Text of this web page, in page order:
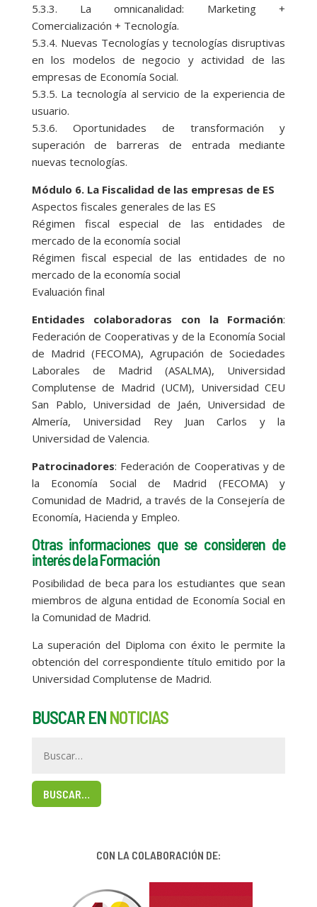
5.3.3. La omnicanalidad: Marketing +
Comercialización + Tecnología.
5.3.4. Nuevas Tecnologías y tecnologías disruptivas
en los modelos de negocio y actividad de las
empresas de Economía Social.
5.3.5. La tecnología al servicio de la experiencia de
usuario.
5.3.6. Oportunidades de transformación y
superación de barreras de entrada mediante
nuevas tecnologías.
Módulo 6. La Fiscalidad de las empresas de ES
Aspectos fiscales generales de las ES
Régimen fiscal especial de las entidades de
mercado de la economía social
Régimen fiscal especial de las entidades de no
mercado de la economía social
Evaluación final
Entidades colaboradoras con la Formación:
Federación de Cooperativas y de la Economía Social
de Madrid (FECOMA), Agrupación de Sociedades
Laborales de Madrid (ASALMA), Universidad
Complutense de Madrid (UCM), Universidad CEU
San Pablo, Universidad de Jaén, Universidad de
Almería, Universidad Rey Juan Carlos y la
Universidad de Valencia.
Patrocinadores: Federación de Cooperativas y de
la Economía Social de Madrid (FECOMA) y
Comunidad de Madrid, a través de la Consejería de
Economía, Hacienda y Empleo.
Otras informaciones que se consideren de
interés de la Formación
Posibilidad de beca para los estudiantes que sean
miembros de alguna entidad de Economía Social en
la Comunidad de Madrid.
La superación del Diploma con éxito le permite la
obtención del correspondiente título emitido por la
Universidad Complutense de Madrid.
BUSCAR EN NOTICIAS
BUSCAR…
CON LA COLABORACIÓN DE: